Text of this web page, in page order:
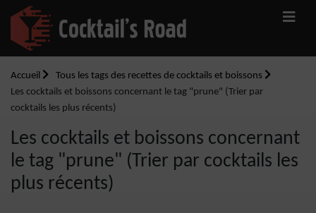
Accueil
Tous les tags des recettes de cocktails et boissons
Les cocktails et boissons concernant le tag "prune" (Trier par
cocktails les plus récents)
Les cocktails et boissons concernant
le tag "prune" (Trier par cocktails les
plus récents)